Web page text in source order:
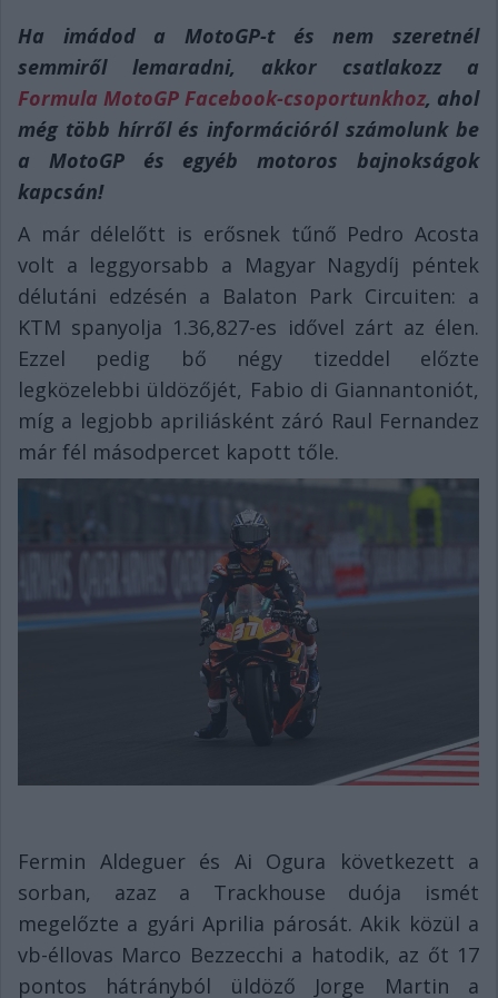
Ha imádod a MotoGP-t és nem szeretnél
semmiről lemaradni, akkor csatlakozz a
Formula MotoGP Facebook-csoportunkhoz, ahol
még több hírről és információról számolunk be
a MotoGP és egyéb motoros bajnokságok
kapcsán!
A már délelőtt is erősnek tűnő Pedro Acosta
volt a leggyorsabb a Magyar Nagydíj péntek
délutáni edzésén a Balaton Park Circuiten: a
KTM spanyolja 1.36,827-es idővel zárt az élen.
Ezzel pedig bő négy tizeddel előzte
legközelebbi üldözőjét, Fabio di Giannantoniót,
míg a legjobb apriliásként záró Raul Fernandez
már fél másodpercet kapott tőle.
Fermin Aldeguer és Ai Ogura következett a
sorban, azaz a Trackhouse duója ismét
megelőzte a gyári Aprilia párosát. Akik közül a
vb-éllovas Marco Bezzecchi a hatodik, az őt 17
pontos hátrányból üldöző Jorge Martin a